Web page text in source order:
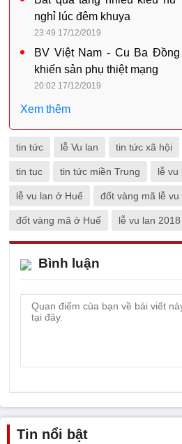
nghỉ lúc đêm khuya
23:49 17/12/2019
BV Việt Nam - Cu Ba
khiến sản phụ thiệt mạng
20:02 17/12/2019
Xem thêm
tin tức lễ Vu lan tin tức xã hội
tin tuc tin tức miền Trung lễ vu
lễ vu lan ở Huế đốt vàng mã lễ vu
đốt vàng mã ở Huế lễ vu lan 2018
Bình luận
Tin nổi bật